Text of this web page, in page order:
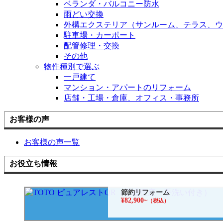
ベランダ・バルコニー防水
雨どい交換
外構エクステリア（サンルーム、テラス、ウ
駐車場・カーポート
配管修理・交換
その他
物件種別で選ぶ
一戸建て
マンション・アパートのリフォーム
店舗・工場・倉庫、オフィス・事務所
お客様の声
お客様の声一覧
お役立ち情報
節約リフォーム
¥82,900~（税込）